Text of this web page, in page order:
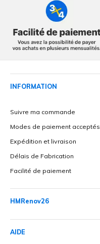
INFORMATION
Suivre ma commande
Modes de paiement acceptés
Expédition et livraison
Délais de Fabrication
Facilité de paiement
HMRenov26
AIDE